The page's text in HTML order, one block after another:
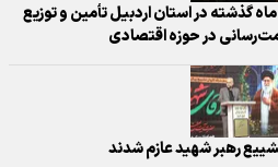
۹۰ هزار تن کالای اساسی طی ۴ ماه گذشته در استان اردبیل تأمین و توزیع
در حوزه اقتصادی